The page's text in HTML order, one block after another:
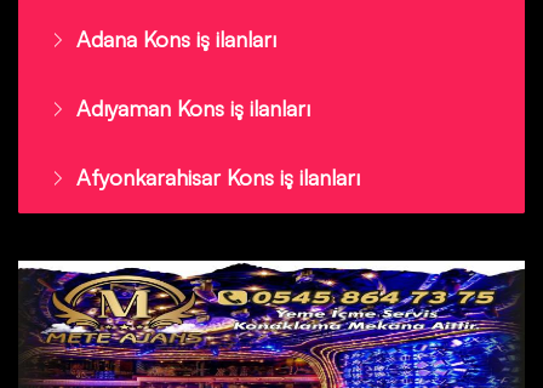
Adana Kons iş ilanları
Adıyaman Kons iş ilanları
Afyonkarahisar Kons iş ilanları